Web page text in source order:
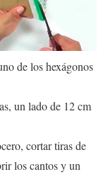
de los hexágonos
un lado de 12 cm
cortar tiras de
los cantos y un